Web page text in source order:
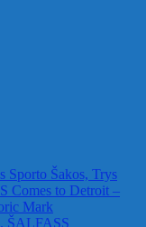
Šakos, Trys
Comes to Detroit –
Mark
ŠALFASS